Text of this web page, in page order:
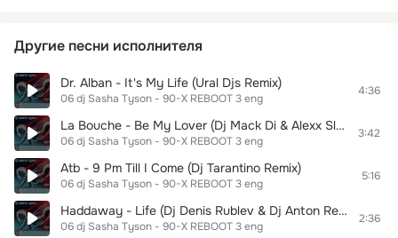
Другие песни исполнителя
Dr. Alban - It's My Life (Ural Djs Remix)
06 dj Sasha Tyson - 90-X REBOOT 3 eng
4:36
La Bouche - Be My Lover (Dj Mack Di & Alexx Slam Remix)
06 dj Sasha Tyson - 90-X REBOOT 3 eng
3:42
Atb - 9 Pm Till I Come (Dj Tarantino Remix)
06 dj Sasha Tyson - 90-X REBOOT 3 eng
5:16
Haddaway - Life (Dj Denis Rublev & Dj Anton Remix)
06 dj Sasha Tyson - 90-X REBOOT 3 eng
2:36